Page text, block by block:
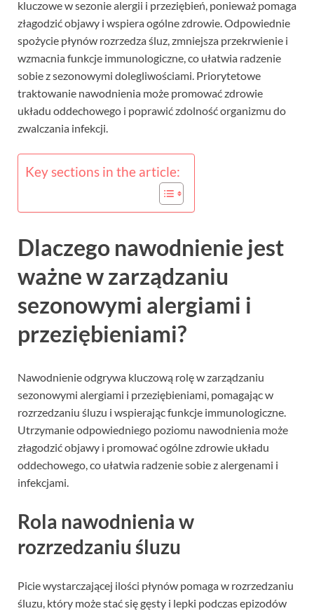
kluczowe w sezonie alergii i przeziębień, ponieważ pomaga
złagodzić objawy i wspiera ogólne zdrowie. Odpowiednie
spożycie płynów rozrzedza śluz, zmniejsza przekrwienie i
wzmacnia funkcje immunologiczne, co ułatwia radzenie
sobie z sezonowymi dolegliwościami. Priorytetowe
traktowanie nawodnienia może promować zdrowie
układu oddechowego i poprawić zdolność organizmu do
zwalczania infekcji.
Key sections in the article:
Dlaczego nawodnienie jest
ważne w zarządzaniu
sezonowymi alergiami i
przeziębieniami?
Nawodnienie odgrywa kluczową rolę w zarządzaniu
sezonowymi alergiami i przeziębieniami, pomagając w
rozrzedzaniu śluzu i wspierając funkcje immunologiczne.
Utrzymanie odpowiedniego poziomu nawodnienia może
złagodzić objawy i promować ogólne zdrowie układu
oddechowego, co ułatwia radzenie sobie z alergenami i
infekcjami.
Rola nawodnienia w
rozrzedzaniu śluzu
Picie wystarczającej ilości płynów pomaga w rozrzedzaniu
śluzu, który może stać się gęsty i lepki podczas epizodów